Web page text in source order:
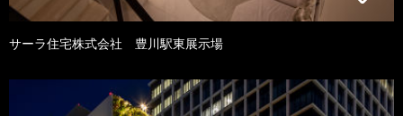
サーラ住宅株式会社 豊川駅東展示場